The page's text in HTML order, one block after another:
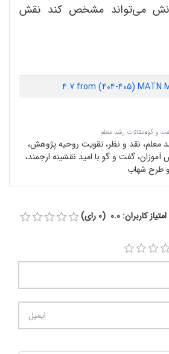
می‌تواند مشخص کند نقش
4.7 from (404-405) MATN
و گو،مقالات رشد معلم
معلم، نقد و نظر، تقویت روحیه پژوهش،
آموزان، گفت و گو با امید نقشینه ارجمند،‌
طرح شهاب
کاربران: 0.0 (0 رای)